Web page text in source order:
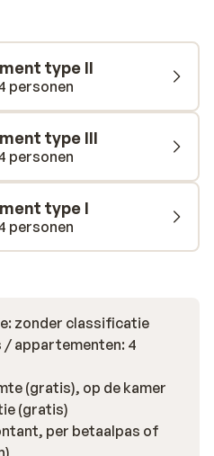
weg, waardoor je snel
appartementen van
en bieden alles wat je
verblijf. Of je nu een
in je knusse
wilt bereiden in de volledig
je alle vrijheid. De ramen
op de omliggende bergen,
type II
personen
type III
personen
type I
personen
zonder classificatie
appartementen: 4
(gratis), op de kamer
(gratis)
per betaalpas of